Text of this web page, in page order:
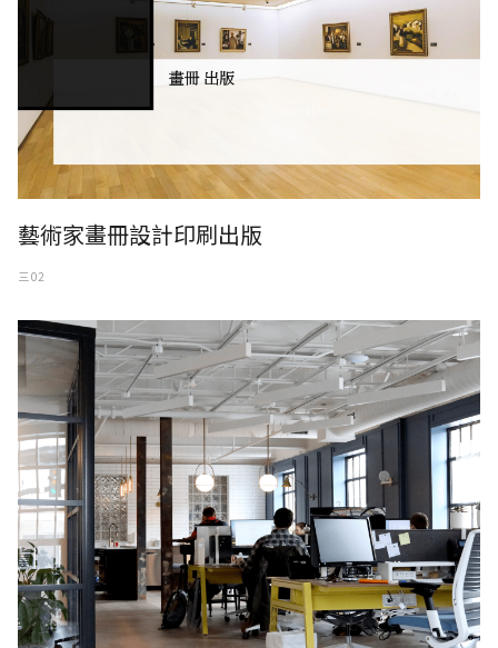
藝術家畫冊設計印刷出版
三 02